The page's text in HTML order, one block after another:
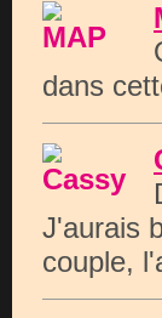
dans
J'aurais
couple,